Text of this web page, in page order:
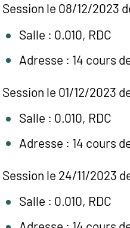
Session le 08/12/2023
Salle : 0.010, RDC
Adresse : 14 cours
Session le 01/12/2023
Salle : 0.010, RDC
Adresse : 14 cours
Session le 24/11/2023
Salle : 0.010, RDC